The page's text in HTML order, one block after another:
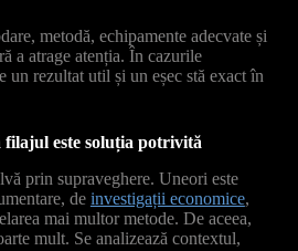
metodă, echipamente adecvate și
a atrage atenția. În cazurile
un rezultat util și un eșec stă exact în
filajul este soluția potrivită
prin supraveghere. Uneori este
de investigații economice,
mai multor metode. De aceea,
mult. Se analizează contextul,